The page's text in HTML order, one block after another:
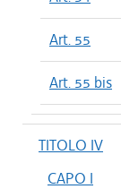
Art. 55
Art. 55 bis
TITOLO IV
CAPO I